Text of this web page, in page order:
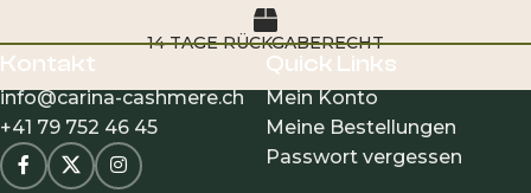
14 TAGE RÜCKGABERECHT
Kontakt
info@carina-cashmere.ch
+41 79 752 46 45
Quick Links
Mein Konto
Meine Bestellungen
Passwort vergessen